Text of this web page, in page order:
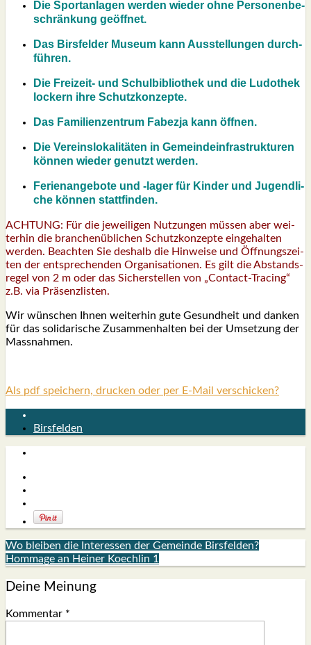
Die Sport­an­la­gen wer­den wie­der ohne Per­so­nen­be­
schrän­kung geöff­net.
Das Birs­fel­der Muse­um kann Aus­stel­lun­gen durch­
füh­ren.
Die Frei­zeit- und Schul­bi­blio­thek und die Ludo­thek
lockern ihre Schutz­kon­zep­te.
Das Fami­li­en­zen­trum Fabez­ja kann öff­nen.
Die Ver­eins­lo­ka­li­tä­ten in Gemein­de­infra­struk­tu­ren
kön­nen wie­der genutzt wer­den.
Feri­en­an­ge­bo­te und ‑lager für Kin­der und Jugend­li­
che kön­nen statt­fin­den.
ACHTUNG: Für die jewei­li­gen Nut­zun­gen müs­sen aber wei­
ter­hin die bran­chen­üb­li­chen Schutz­kon­zep­te ein­ge­hal­ten
wer­den. Beach­ten Sie des­halb die Hin­wei­se und Öff­nungs­zei­
ten der ent­spre­chen­den Orga­ni­sa­tio­nen. Es gilt die Abstands­
re­gel von 2 m oder das Sicher­stel­len von „Cont­act-Tra­cing“
z.B. via Prä­senz­lis­ten.
Wir wün­schen Ihnen wei­ter­hin gute Gesund­heit und dan­ken
für das soli­da­ri­sche Zusam­men­hal­ten bei der Umset­zung der
Mass­nah­men.
Als pdf speichern, drucken oder per E-Mail verschicken?
Birsfelden
Wo bleiben die Interessen der Gemeinde Birsfelden?
Hommage an Heiner Koechlin 1
Deine Meinung
Kommentar *